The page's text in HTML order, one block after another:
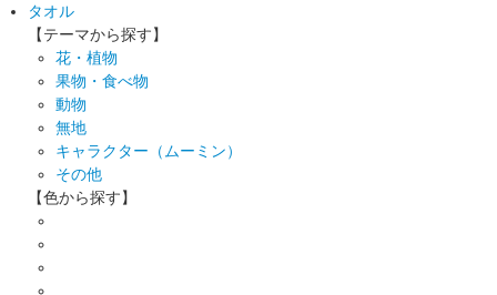
タオル
【テーマから探す】
花・植物
果物・食べ物
動物
無地
キャラクター（ムーミン）
その他
【色から探す】